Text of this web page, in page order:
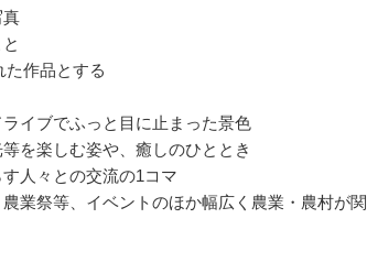
真
作品とする
イブでふっと目に止まった景色
を楽しむ姿や、癒しのひととき
人々との交流の1コマ
業祭等、イベントのほか幅広く農業・農村が関